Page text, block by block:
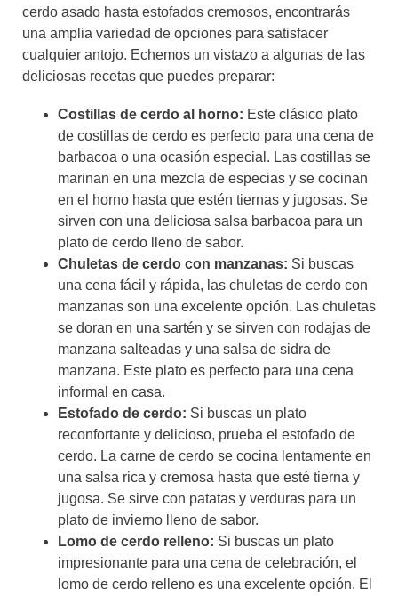
cerdo asado hasta estofados cremosos, encontrarás
una amplia variedad de opciones para satisfacer
cualquier antojo. Echemos un vistazo a algunas de las
deliciosas recetas que puedes preparar:
Costillas de cerdo al horno: Este clásico plato
de costillas de cerdo es perfecto para una cena de
barbacoa o una ocasión especial. Las costillas se
marinan en una mezcla de especias y se cocinan
en el horno hasta que estén tiernas y jugosas. Se
sirven con una deliciosa salsa barbacoa para un
plato de cerdo lleno de sabor.
Chuletas de cerdo con manzanas: Si buscas
una cena fácil y rápida, las chuletas de cerdo con
manzanas son una excelente opción. Las chuletas
se doran en una sartén y se sirven con rodajas de
manzana salteadas y una salsa de sidra de
manzana. Este plato es perfecto para una cena
informal en casa.
Estofado de cerdo: Si buscas un plato
reconfortante y delicioso, prueba el estofado de
cerdo. La carne de cerdo se cocina lentamente en
una salsa rica y cremosa hasta que esté tierna y
jugosa. Se sirve con patatas y verduras para un
plato de invierno lleno de sabor.
Lomo de cerdo relleno: Si buscas un plato
impresionante para una cena de celebración, el
lomo de cerdo relleno es una excelente opción. El